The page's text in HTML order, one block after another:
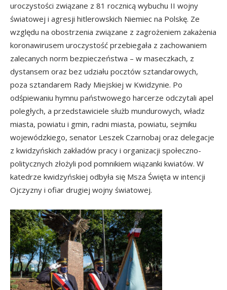
uroczystości związane z 81 rocznicą wybuchu II wojny
światowej i agresji hitlerowskich Niemiec na Polskę. Ze
względu na obostrzenia związane z zagrożeniem zakażenia
koronawirusem uroczystość przebiegała z zachowaniem
zalecanych norm bezpieczeństwa – w maseczkach, z
dystansem oraz bez udziału pocztów sztandarowych,
poza sztandarem Rady Miejskiej w Kwidzynie. Po
odśpiewaniu hymnu państwowego harcerze odczytali apel
poległych, a przedstawiciele służb mundurowych, władz
miasta, powiatu i gmin, radni miasta, powiatu, sejmiku
wojewódzkiego, senator Leszek Czarnobaj oraz delegacje
z kwidzyńskich zakładów pracy i organizacji społeczno-
politycznych złożyli pod pomnikiem wiązanki kwiatów. W
katedrze kwidzyńskiej odbyła się Msza Święta w intencji
Ojczyzny i ofiar drugiej wojny światowej.